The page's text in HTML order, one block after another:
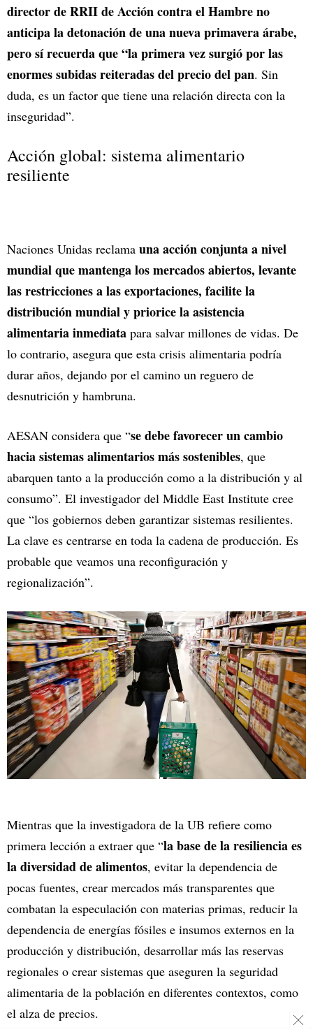
director de RRII de Acción contra el Hambre no
anticipa la detonación de una nueva primavera árabe,
pero sí recuerda que “la primera vez surgió por las
enormes subidas reiteradas del precio del pan. Sin
duda, es un factor que tiene una relación directa con la
inseguridad”.
Acción global: sistema alimentario
resiliente
Naciones Unidas reclama una acción conjunta a nivel
mundial que mantenga los mercados abiertos, levante
las restricciones a las exportaciones, facilite la
distribución mundial y priorice la asistencia
alimentaria inmediata para salvar millones de vidas. De
lo contrario, asegura que esta crisis alimentaria podría
durar años, dejando por el camino un reguero de
desnutrición y hambruna.
AESAN considera que “se debe favorecer un cambio
hacia sistemas alimentarios más sostenibles, que
abarquen tanto a la producción como a la distribución y al
consumo”. El investigador del Middle East Institute cree
que “los gobiernos deben garantizar sistemas resilientes.
La clave es centrarse en toda la cadena de producción. Es
probable que veamos una reconfiguración y
regionalización”.
Mientras que la investigadora de la UB refiere como
primera lección a extraer que “la base de la resiliencia es
la diversidad de alimentos, evitar la dependencia de
pocas fuentes, crear mercados más transparentes que
combatan la especulación con materias primas, reducir la
dependencia de energías fósiles e insumos externos en la
producción y distribución, desarrollar más las reservas
regionales o crear sistemas que aseguren la seguridad
alimentaria de la población en diferentes contextos, como
el alza de precios.